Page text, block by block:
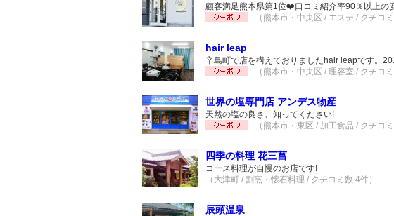
顧客満足熊本県第1位❤️口コミ紹介率90％以上の
（熊本市・中央区 / エステ / クチコミ
hair leap
辛島町で店を構えておりましたhair leapです。
（熊本市・中央区 / 理容室 / クチコミ
世界の塩専門店 アンデス物産
天然の塩の良さ、知ってください!
（熊本市・東区 / 加工食品 / クチコミ
四季の料理 花三菖
コース料理が自慢のお店です!
（大津町 / 割烹・懐石料理 / クチコミ数 4件）
辰頭温泉